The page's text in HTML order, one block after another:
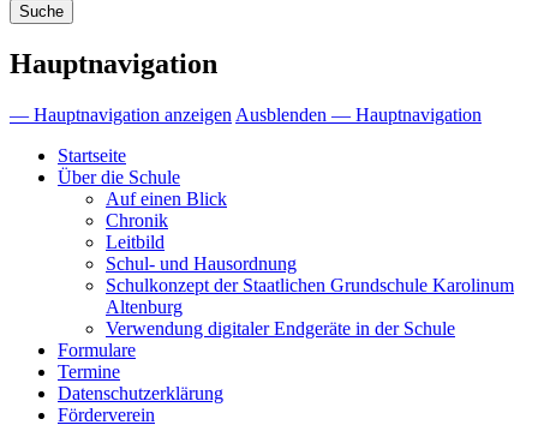
Hauptnavigation
— Hauptnavigation anzeigen Ausblenden — Hauptnavigation
Startseite
Über die Schule
Auf einen Blick
Chronik
Leitbild
Schul- und Hausordnung
Schulkonzept der Staatlichen Grundschule Karolinum
Altenburg
Verwendung digitaler Endgeräte in der Schule
Formulare
Termine
Datenschutzerklärung
Förderverein